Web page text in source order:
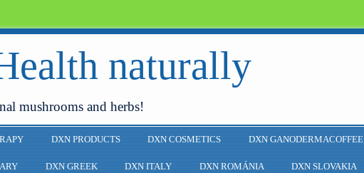
naturally
mushrooms and herbs!
DXN PRODUCTS DXN COSMETICS DXN GANODERMACOFFEE
DXN GREEK DXN ITALY DXN ROMÁNIA DXN SLOVAKIA